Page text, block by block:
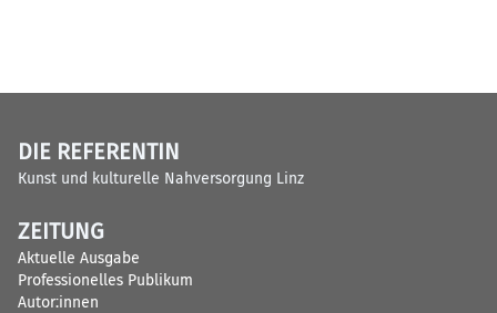
DIE REFERENTIN
Kunst und kulturelle Nahversorgung Linz
ZEITUNG
Aktuelle Ausgabe
Professionelles Publikum
Autor:innen